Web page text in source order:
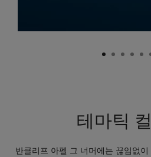
테마틱
반클리프 아펠 그 너머에는 끊임없